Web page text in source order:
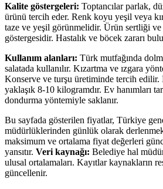
Kalite göstergeleri: Toptancılar parlak,
ürünü tercih eder. Renk koyu yeşil veya
taze ve yeşil görünmelidir. Ürün sertliği
göstergesidir. Hastalık ve böcek zararı
Kullanım alanları: Türk mutfağında
salatada kullanılır. Kızartma ve ızgara
Konserve ve turşu üretiminde tercih edilir.
yaklaşık 8-10 kilogramdır. Ev hanımları
dondurma yöntemiyle saklanır.
Bu sayfada gösterilen fiyatlar, Türkiye
müdürlüklerinden günlük olarak
maksimum ve ortalama fiyat değerleri
yansıtır. Veri kaynağı: Belediye hal
ulusal ortalamaları. Kayıtlar kaynakların
güncellenir.